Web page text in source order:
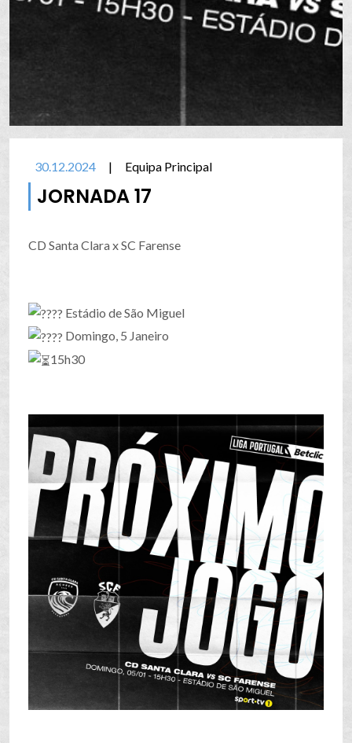
30.12.2024 | Equipa Principal
JORNADA 17
CD Santa Clara x SC Farense
Estádio de São Miguel
Domingo, 5 Janeiro
15h30